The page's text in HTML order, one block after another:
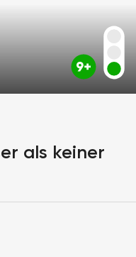
als keiner